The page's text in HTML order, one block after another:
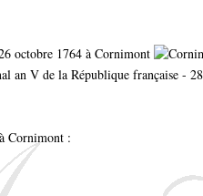
octobre 1764 à Cornimont
an V de la République française -
Cornimont :